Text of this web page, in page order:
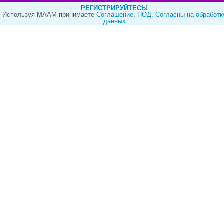
РЕГИСТРИРУЙТЕСЬ!
Используя МААМ принимаете Cоглашение, ПОД, Согласны на
данных